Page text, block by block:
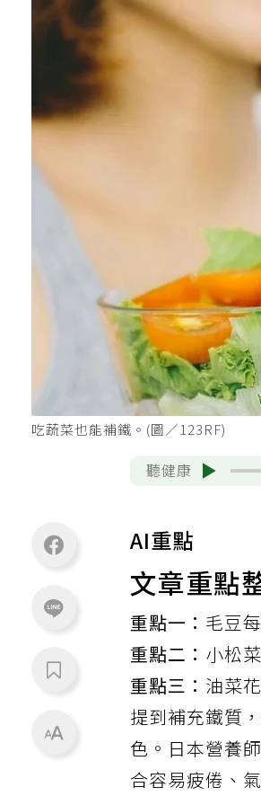
吃蔬菜也能補鐵。(圖／123RF)
聽健康
AI重點
文章重點
重點一： 毛豆
重點二： 小松
重點三： 油菜
提到補充鐵質
色。日本營養
合容易疲倦、